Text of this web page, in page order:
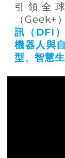
引領全
（Geek+
訊（DFI）
機器人與
型、智慧